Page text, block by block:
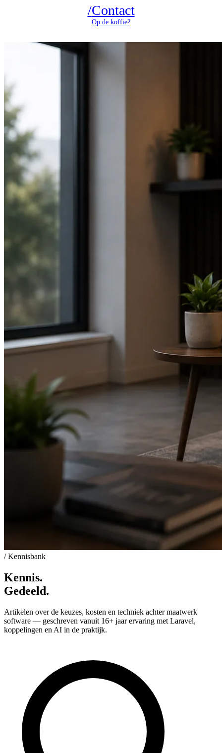
/Contact
Op de koffie?
/ Kennisbank
Kennis.
Gedeeld.
Artikelen over de keuzes, kosten en techniek achter maatwerk
software — geschreven vanuit 16+ jaar ervaring met Laravel,
koppelingen en AI in de praktijk.